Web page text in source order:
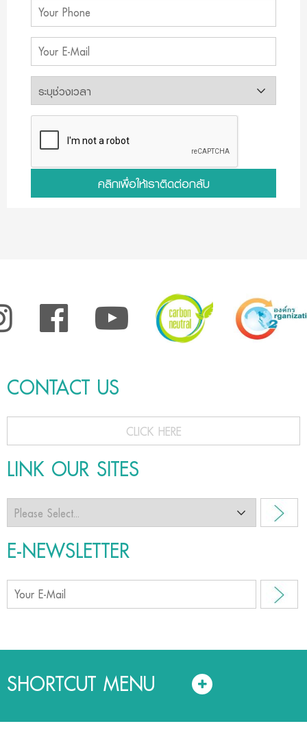
คลิกเพื่อให้เราติดต่อกลับ
CONTACT US
CLICK HERE
LINK OUR SITES
E-NEWSLETTER
SHORTCUT MENU